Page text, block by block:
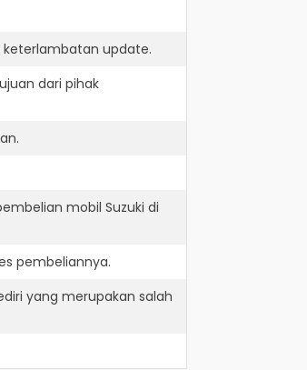
update.
dari pihak
mobil Suzuki di
pembeliannya.
yang merupakan salah